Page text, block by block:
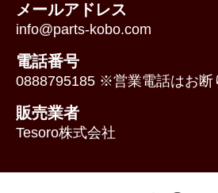
メールアドレス
info@parts-kobo.com
電話番号
0888795185 ※営業電話はお断
販売業者
Tesoro株式会社